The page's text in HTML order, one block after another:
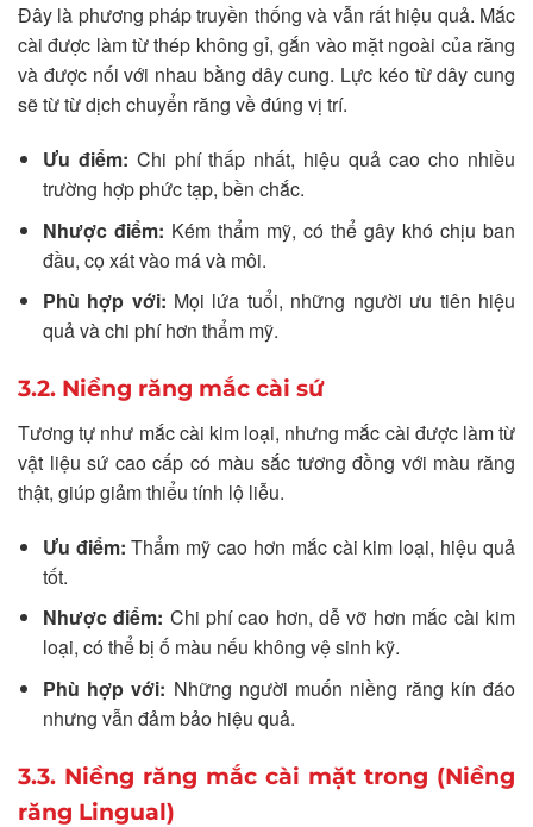
Đây là phương pháp truyền thống và vẫn rất hiệu quả. Mắc
cài được làm từ thép không gỉ, gắn vào mặt ngoài của răng
và được nối với nhau bằng dây cung. Lực kéo từ dây cung
sẽ từ từ dịch chuyển răng về đúng vị trí.
Ưu điểm: Chi phí thấp nhất, hiệu quả cao cho nhiều
trường hợp phức tạp, bền chắc.
Nhược điểm: Kém thẩm mỹ, có thể gây khó chịu ban
đầu, cọ xát vào má và môi.
Phù hợp với: Mọi lứa tuổi, những người ưu tiên hiệu
quả và chi phí hơn thẩm mỹ.
3.2. Niềng răng mắc cài sứ
Tương tự như mắc cài kim loại, nhưng mắc cài được làm từ
vật liệu sứ cao cấp có màu sắc tương đồng với màu răng
thật, giúp giảm thiểu tính lộ liễu.
Ưu điểm: Thẩm mỹ cao hơn mắc cài kim loại, hiệu quả
tốt.
Nhược điểm: Chi phí cao hơn, dễ vỡ hơn mắc cài kim
loại, có thể bị ố màu nếu không vệ sinh kỹ.
Phù hợp với: Những người muốn niềng răng kín đáo
nhưng vẫn đảm bảo hiệu quả.
3.3. Niềng răng mắc cài mặt trong (Niềng
răng Lingual)